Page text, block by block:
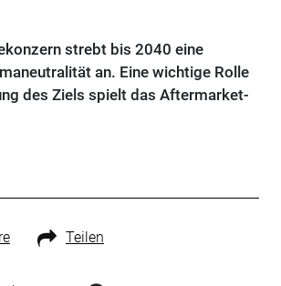
strebt bis 2040 eine
an. Eine wichtige Rolle
des Ziels spielt das Aftermarket-
Teilen